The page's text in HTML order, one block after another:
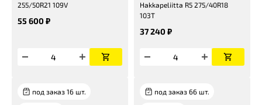
255/50R21 109V
55 600 ₽
Hakkapeliitta R5 275/40R18
103T
37 240 ₽
под заказ 16 шт. под заказ 66 шт.